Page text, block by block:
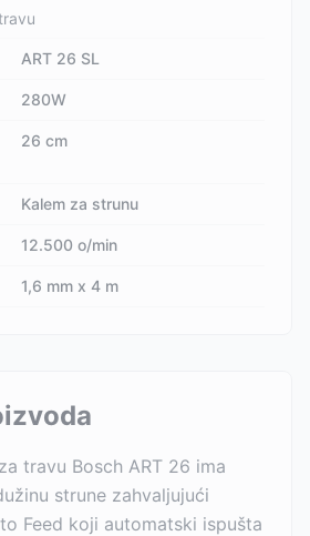
ART 26 SL
280W
26 cm
Kalem za strunu
12.500 o/min
1,6 mm x 4 m
travu Bosch ART 26 ima
strune zahvaljujući
Feed koji automatski ispušta